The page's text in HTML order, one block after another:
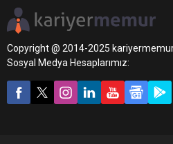
Copyright @ 2014-2025
Sosyal Medya Hesaplarımız: